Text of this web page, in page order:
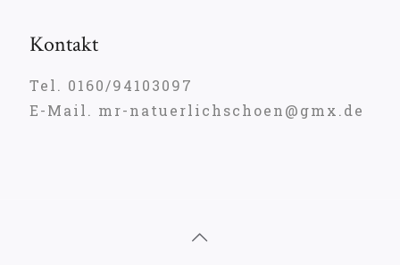
Kontakt
Tel. 0160/94103097
E-Mail. mr-natuerlichschoen@gmx.de